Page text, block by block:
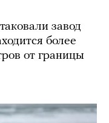
завод
более
от границы